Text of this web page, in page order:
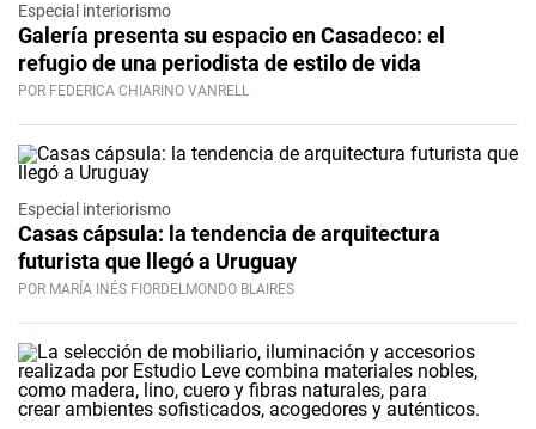
Especial interiorismo
Galería presenta su espacio en Casadeco: el
refugio de una periodista de estilo de vida
POR FEDERICA CHIARINO VANRELL
Especial interiorismo
Casas cápsula: la tendencia de arquitectura
futurista que llegó a Uruguay
POR MARÍA INÉS FIORDELMONDO BLAIRES